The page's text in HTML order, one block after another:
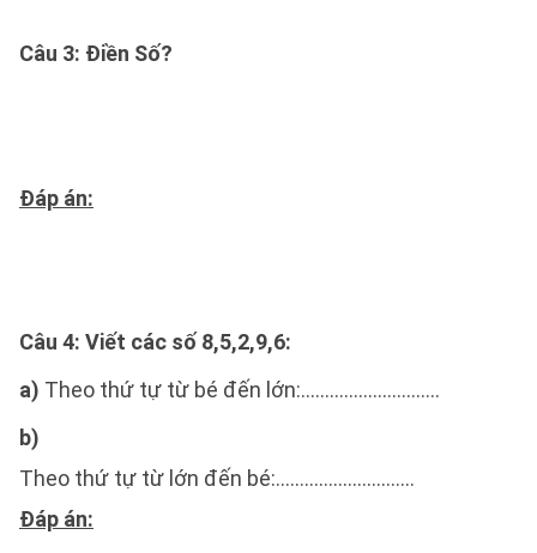
Câu 3: Điền Số?
Đáp án:
Câu 4: Viết các số 8,5,2,9,6:
a) Theo thứ tự từ bé đến lớn:.............................
b)
Theo thứ tự từ lớn đến bé:.............................
Đáp án: